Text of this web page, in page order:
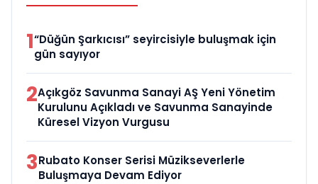
1“Düğün Şarkıcısı” seyircisiyle buluşmak için
gün sayıyor
2Açıkgöz Savunma Sanayi AŞ Yeni Yönetim
Kurulunu Açıkladı ve Savunma Sanayinde
Küresel Vizyon Vurgusu
3Rubato Konser Serisi Müzikseverlerle
Buluşmaya Devam Ediyor